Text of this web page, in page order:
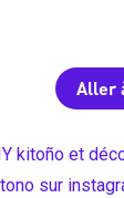
Aller
kitoño et
sur